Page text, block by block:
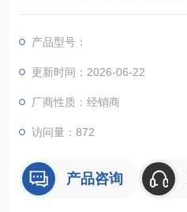
泵井、水源热泵井，工程降水（
产品型号：
更新时间：2026-06-22
厂商性质：经销商
访问量：872
产品咨询